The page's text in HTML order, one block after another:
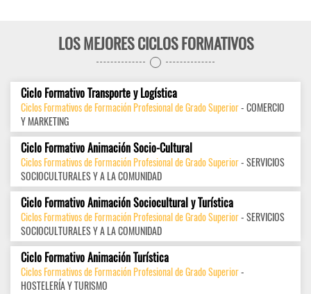
LOS MEJORES CICLOS FORMATIVOS
Ciclo Formativo Transporte y Logística
Ciclos Formativos de Formación Profesional de Grado Superior- COMERCIO
Y MARKETING
Ciclo Formativo Animación Socio-Cultural
Ciclos Formativos de Formación Profesional de Grado Superior- SERVICIOS
SOCIOCULTURALES Y A LA COMUNIDAD
Ciclo Formativo Animación Sociocultural y Turística
Ciclos Formativos de Formación Profesional de Grado Superior- SERVICIOS
SOCIOCULTURALES Y A LA COMUNIDAD
Ciclo Formativo Animación Turística
Ciclos Formativos de Formación Profesional de Grado Superior-
HOSTELERÍA Y TURISMO